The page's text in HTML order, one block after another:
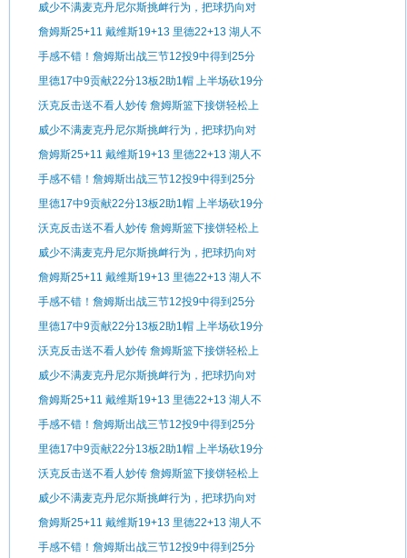
篮
威少不满麦克丹尼尔斯挑衅行为，把球扔向对
手
詹姆斯25+11 戴维斯19+13 里德22+13 湖人不
敌森林狼
手感不错！詹姆斯出战三节12投9中得到25分
11板3助1断
里德17中9贡献22分13板2助1帽 上半场砍19分
沃克反击送不看人妙传 詹姆斯篮下接饼轻松上
篮
威少不满麦克丹尼尔斯挑衅行为，把球扔向对
手
詹姆斯25+11 戴维斯19+13 里德22+13 湖人不
敌森林狼
手感不错！詹姆斯出战三节12投9中得到25分
11板3助1断
里德17中9贡献22分13板2助1帽 上半场砍19分
沃克反击送不看人妙传 詹姆斯篮下接饼轻松上
篮
威少不满麦克丹尼尔斯挑衅行为，把球扔向对
手
詹姆斯25+11 戴维斯19+13 里德22+13 湖人不
敌森林狼
手感不错！詹姆斯出战三节12投9中得到25分
11板3助1断
里德17中9贡献22分13板2助1帽 上半场砍19分
沃克反击送不看人妙传 詹姆斯篮下接饼轻松上
篮
威少不满麦克丹尼尔斯挑衅行为，把球扔向对
手
詹姆斯25+11 戴维斯19+13 里德22+13 湖人不
敌森林狼
手感不错！詹姆斯出战三节12投9中得到25分
11板3助1断
里德17中9贡献22分13板2助1帽 上半场砍19分
沃克反击送不看人妙传 詹姆斯篮下接饼轻松上
篮
威少不满麦克丹尼尔斯挑衅行为，把球扔向对
手
詹姆斯25+11 戴维斯19+13 里德22+13 湖人不
敌森林狼
手感不错！詹姆斯出战三节12投9中得到25分